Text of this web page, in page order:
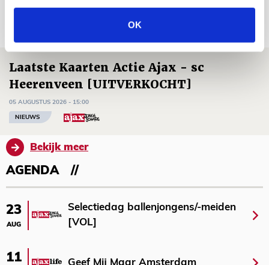
OK
Laatste Kaarten Actie Ajax - sc
Heerenveen [UITVERKOCHT]
05 AUGUSTUS 2026 - 15:00
NIEUWS
Bekijk meer
AGENDA
23
AUG
Selectiedag ballenjongens/-meiden
[VOL]
11